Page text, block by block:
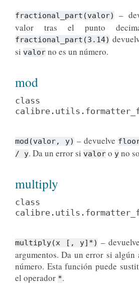
fractional_part(valor)
–
valor tras el punto
fractional_part(3.14)
si valor no es un número.
mod
class
mod(valor, y) – devuelve
/
y. Da un error si valor o y no
multiply
class
multiply(x [, y]*) –
argumentos. Da un error si algún
número. Esta función puede
el operador *.